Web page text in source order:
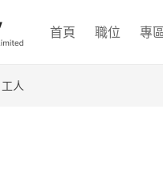
首頁 職位 專
工人